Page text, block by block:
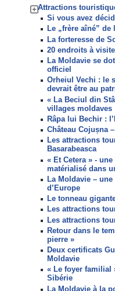
Attractions
Si vous avez
Le „frère aîné” de
La forteresse de
20 endroits à
La Moldavie se
officiel
Orheiul Vechi : le
devrait être au
« La Beciul din
villages moldaves
Râpa lui Bechir :
Château Cojușna
Les attractions
Basarabeasca
« Et Cetera » -
matérialisé dans
La Moldavie –
d’Europe
Le tonneau
Les attractions
Les attractions
Retour dans le
pierre »
Deux certificats
Moldavie
« Le foyer familial
Sibérie
La Moldavie à la